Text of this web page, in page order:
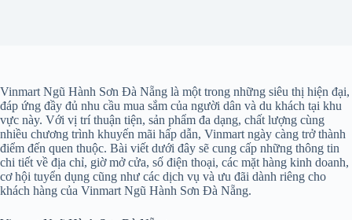
Vinmart Ngũ Hành Sơn Đà Nẵng là một trong những siêu thị hiện đại,
đáp ứng đầy đủ nhu cầu mua sắm của người dân và du khách tại khu
vực này. Với vị trí thuận tiện, sản phẩm đa dạng, chất lượng cùng
nhiều chương trình khuyến mãi hấp dẫn, Vinmart ngày càng trở thành
điểm đến quen thuộc. Bài viết dưới đây sẽ cung cấp những thông tin
chi tiết về địa chỉ, giờ mở cửa, số điện thoại, các mặt hàng kinh doanh,
cơ hội tuyển dụng cũng như các dịch vụ và ưu đãi dành riêng cho
khách hàng của Vinmart Ngũ Hành Sơn Đà Nẵng.